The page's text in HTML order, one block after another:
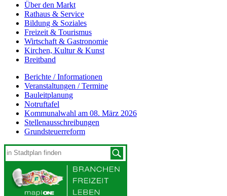
Über den Markt
Rathaus & Service
Bildung & Soziales
Freizeit & Tourismus
Wirtschaft & Gastronomie
Kirchen, Kultur & Kunst
Breitband
Berichte / Informationen
Veranstaltungen / Termine
Bauleitplanung
Notruftafel
Kommunalwahl am 08. März 2026
Stellenausschreibungen
Grundsteuerreform